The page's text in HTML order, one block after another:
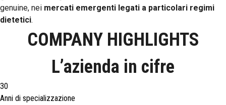
genuine, nei mercati emergenti legati a particolari regimi
dietetici.
COMPANY HIGHLIGHTS
L’azienda in cifre
30
Anni di specializzazione